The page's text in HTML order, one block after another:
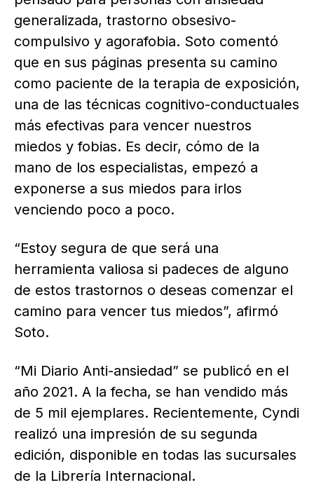
generalizada, trastorno obsesivo-
compulsivo y agorafobia. Soto comentó
que en sus páginas presenta su camino
como paciente de la terapia de exposición,
una de las técnicas cognitivo-conductuales
más efectivas para vencer nuestros
miedos y fobias. Es decir, cómo de la
mano de los especialistas, empezó a
exponerse a sus miedos para irlos
venciendo poco a poco.
“Estoy segura de que será una
herramienta valiosa si padeces de alguno
de estos trastornos o deseas comenzar el
camino para vencer tus miedos”, afirmó
Soto.
“Mi Diario Anti-ansiedad” se publicó en el
año 2021. A la fecha, se han vendido más
de 5 mil ejemplares. Recientemente, Cyndi
realizó una impresión de su segunda
edición, disponible en todas las sucursales
de la Librería Internacional.